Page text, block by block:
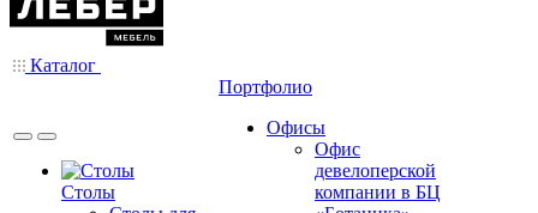
Каталог
Столы
Портфолио
Офисы
Офис
девелоперской
компании в БЦ